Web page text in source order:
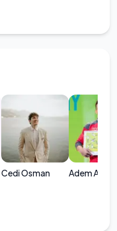
Cedi Osman Adem Asil